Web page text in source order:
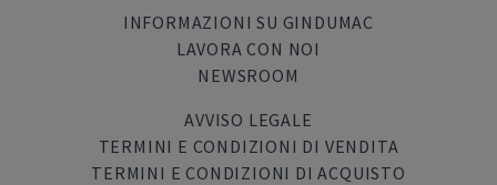
INFORMAZIONI SU GINDUMAC
LAVORA CON NOI
NEWSROOM
AVVISO LEGALE
TERMINI E CONDIZIONI DI VENDITA
TERMINI E CONDIZIONI DI ACQUISTO